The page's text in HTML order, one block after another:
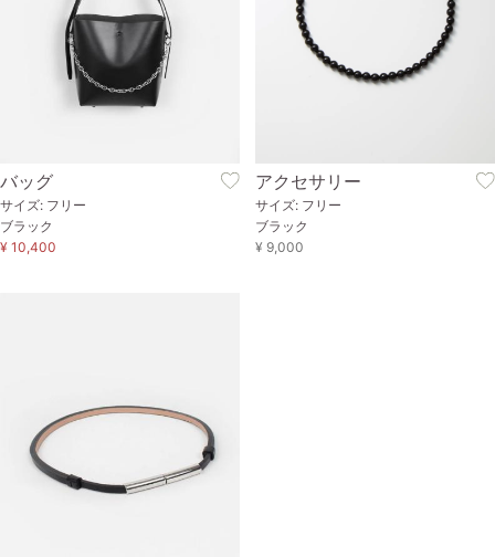
バッグ
サイズ: フリー
ブラック
¥ 10,400
アクセサリー
サイズ: フリー
ブラック
¥ 9,000